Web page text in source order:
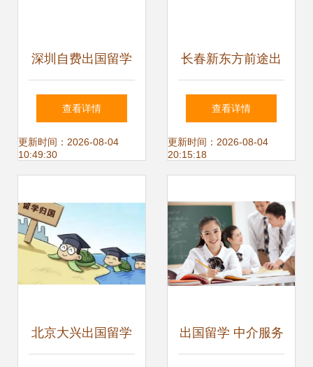
深圳自费出国留学
中介机构推荐 实力
与口碑双重考量指
查看详情
更新时间：2026-08-04
10:49:30
长春新东方前途出
国 专业自费留学服
务全解析
查看详情
更新时间：2026-08-04
20:15:18
北京大兴出国留学 出国留学 中介服务